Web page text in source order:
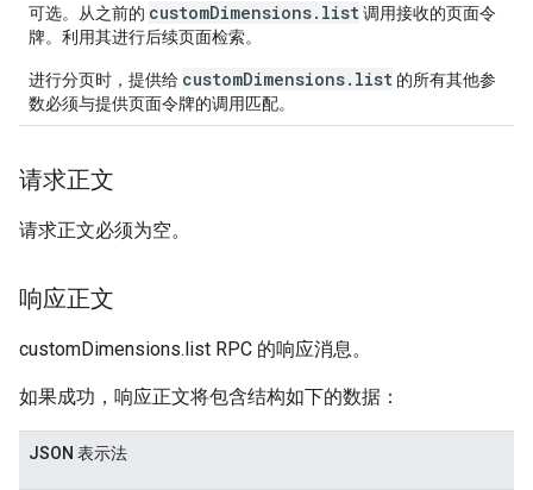
可选。从之前的 customDimensions.list调用接收的页面令
牌。利用其进行后续页面检索。
进行分页时，提供给 customDimensions.list 的所有其他参
数必须与提供页面令牌的调用匹配。
请求正文
请求正文必须为空。
响应正文
customDimensions.list RPC 的响应消息。
如果成功，响应正文将包含结构如下的数据：
JSON 表示法